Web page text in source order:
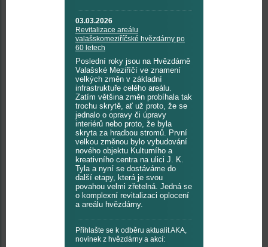
03.03.2026
Revitalizace areálu
valašskomeziříčské hvězdárny po
60 letech
Poslední roky jsou na Hvězdárně
Valašské Meziříčí ve znamení
velkých změn v základní
infrastruktuře celého areálu.
Zatím většina změn probíhala tak
trochu skrytě, ať už proto, že se
jednalo o opravy či úpravy
interiérů nebo proto, že byla
skryta za hradbou stromů. První
velkou změnou bylo vybudování
nového objektu Kulturního a
kreativního centra na ulici J. K.
Tyla a nyní se dostáváme do
další etapy, která je svou
povahou velmi zřetelná. Jedná se
o komplexní revitalizaci oplocení
a areálu hvězdárny.
Přihlašte se k odběru aktualit AKA,
novinek z hvězdárny a akcí: